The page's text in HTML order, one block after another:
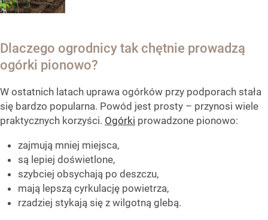
Dlaczego ogrodnicy tak chętnie prowadzą
ogórki pionowo?
W ostatnich latach uprawa ogórków przy podporach stała
się bardzo popularna. Powód jest prosty – przynosi wiele
praktycznych korzyści. Ogórki prowadzone pionowo:
zajmują mniej miejsca,
są lepiej doświetlone,
szybciej obsychają po deszczu,
mają lepszą cyrkulację powietrza,
rzadziej stykają się z wilgotną glebą.